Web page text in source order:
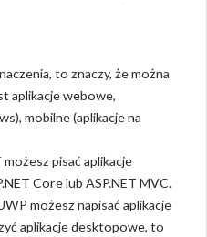
to znaczy, że można
aplikacje webowe,
mobilne (aplikacje na
pisać aplikacje
Core lub ASP.NET MVC.
możesz napisać aplikacje
aplikacje desktopowe, to